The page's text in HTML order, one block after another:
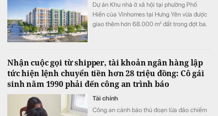
Dự án Khu nhà ở xã hội tại phường Phố
Hiến của Vinhomes tại Hưng Yên vừa được
giao thêm hơn 68.000 m² đất trong đợt ba.
Nhận cuộc gọi từ shipper, tài khoản ngân hàng lập
tức hiện lệnh chuyển tiền hơn 28 triệu đồng: Cô gái
sinh năm 1990 phải đến công an trình báo
Tài chính
Công an cảnh báo thủ đoạn lừa đảo chiếm